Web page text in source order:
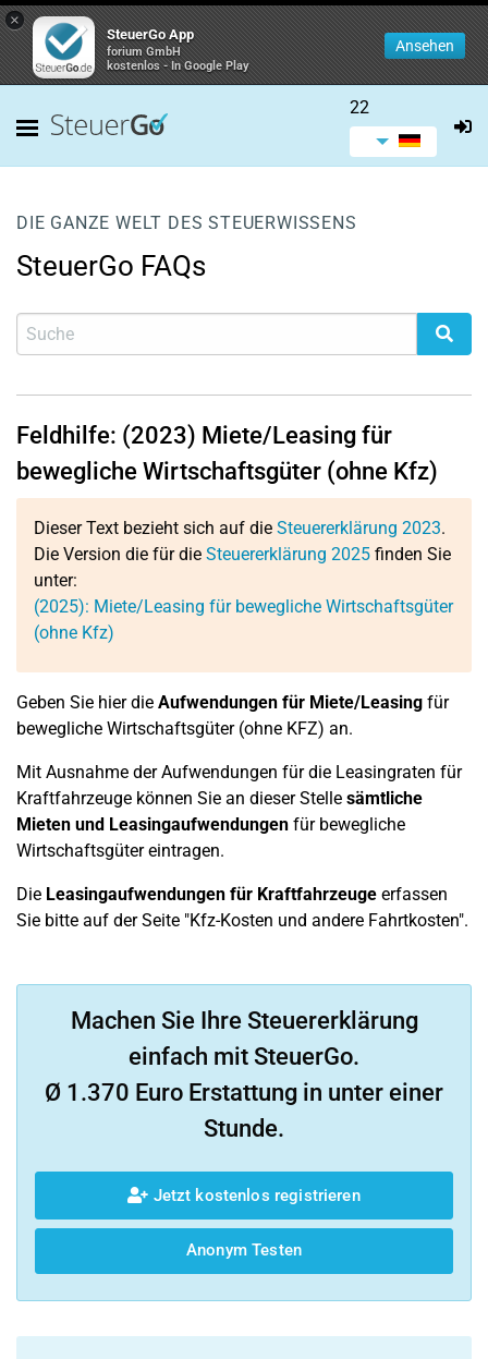
×
SteuerGo App
forium GmbH
kostenlos - In Google Play
Ansehen
22
DIE GANZE WELT DES STEUERWISSENS
SteuerGo FAQs
Feldhilfe: (2023) Miete/Leasing für
bewegliche Wirtschaftsgüter (ohne Kfz)
Dieser Text bezieht sich auf die Steuererklärung 2023.
Die Version die für die Steuererklärung 2025 finden Sie
unter:
(2025): Miete/Leasing für bewegliche Wirtschaftsgüter
(ohne Kfz)
Geben Sie hier die Aufwendungen für Miete/Leasing für
bewegliche Wirtschaftsgüter (ohne KFZ) an.
Mit Ausnahme der Aufwendungen für die Leasingraten für
Kraftfahrzeuge können Sie an dieser Stelle sämtliche
Mieten und Leasingaufwendungen für bewegliche
Wirtschaftsgüter eintragen.
Die Leasingaufwendungen für Kraftfahrzeuge erfassen
Sie bitte auf der Seite "Kfz-Kosten und andere Fahrtkosten".
Machen Sie Ihre Steuererklärung
einfach mit SteuerGo.
Ø 1.370 Euro Erstattung in unter einer
Stunde.
Jetzt kostenlos registrieren
Anonym Testen